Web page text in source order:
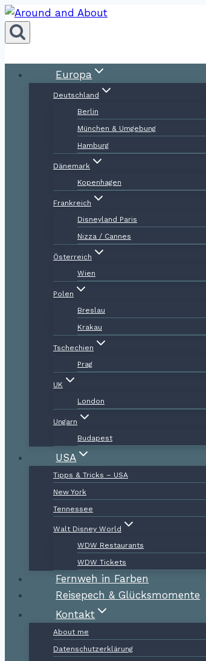
Zum
Inhalt
springen
Europa
Deutschland
Berlin
München & Umgebung
Hamburg
Dänemark
Kopenhagen
Frankreich
Disneyland Paris
Nizza / Cannes
Österreich
Wien
Polen
Breslau
Krakau
Tschechien
Prag
UK
London
Ungarn
Budapest
USA
Tipps & Tricks – USA
New York
Tennessee
Walt Disney World
WDW Restaurants
WDW Tickets
Fernweh in Farben
Reisepech & Glücksmomente
Kontakt
About me
Datenschutzerklärung